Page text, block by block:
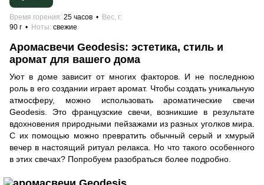
Время горения 25 часов
Вес, г
90 г
Ноты свежие
Аромасвечи Geodesis: эстетика, стиль и
аромат для вашего дома
Уют в доме зависит от многих факторов. И не последнюю
роль в его создании играет аромат. Чтобы создать уникальную
атмосферу, можно использовать ароматические свечи
Geodesis. Это французские свечи, возникшие в результате
вдохновения природными пейзажами из разных уголков мира.
С их помощью можно превратить обычный серый и хмурый
вечер в настоящий ритуал релакса. Но что такого особенного
в этих свечах? Попробуем разобраться более подробно.